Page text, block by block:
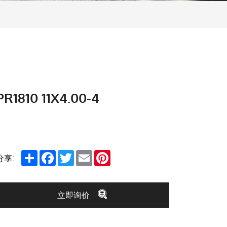
11X4.00-4
享: Share FacebookTwitterEmail
立即询价